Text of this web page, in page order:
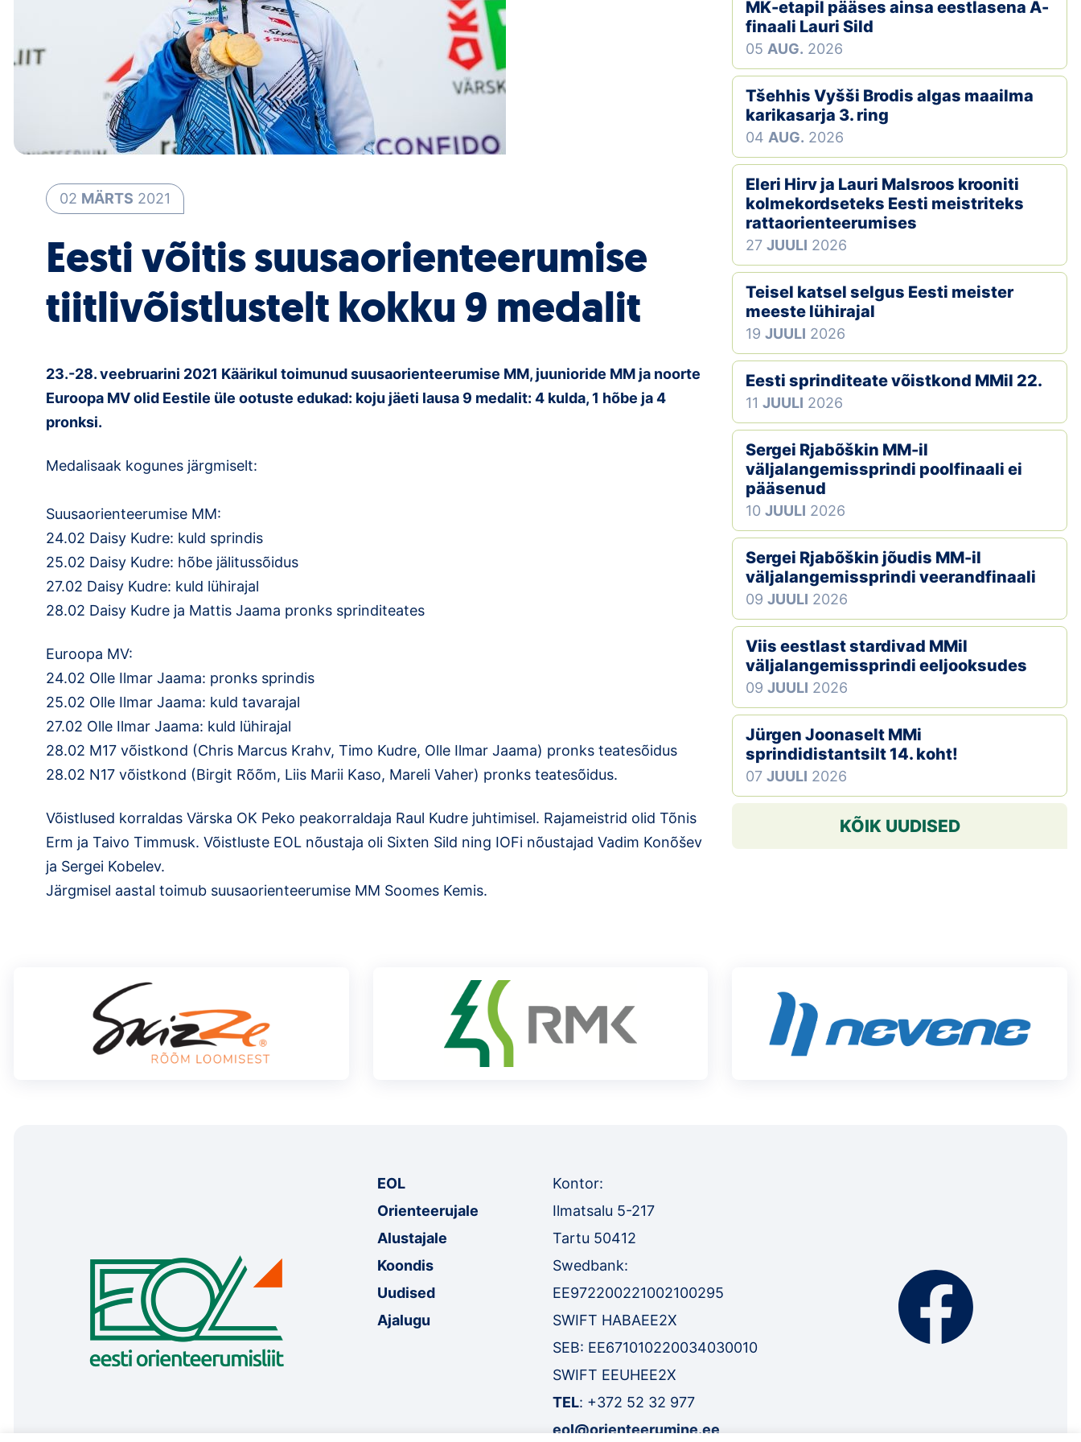
Kontakt
EOL
Galerii
Kaardid
Kalender
Koondised
Tule klubisse!
Tulemused
Dokumendid
Klubid
Suletud maastikud
Püsirajad
Ajalugu
Koolitused
02 MÄRTS 2021
Eesti võitis suusaorienteerumise
tiitlivõistlustelt kokku 9 medalit
23.-28. veebruarini 2021 Käärikul toimunud suusaorienteerumise MM, juunioride MM ja noorte
Euroopa MV olid Eestile üle ootuste edukad: koju jäeti lausa 9 medalit: 4 kulda, 1 hõbe ja 4
pronksi.
Medalisaak kogunes järgmiselt:
Suusaorienteerumise MM:
24.02 Daisy Kudre: kuld sprindis
25.02 Daisy Kudre: hõbe jälitussõidus
27.02 Daisy Kudre: kuld lühirajal
28.02 Daisy Kudre ja Mattis Jaama pronks sprinditeates
Euroopa MV:
24.02 Olle Ilmar Jaama: pronks sprindis
25.02 Olle Ilmar Jaama: kuld tavarajal
27.02 Olle Ilmar Jaama: kuld lühirajal
28.02 M17 võistkond (Chris Marcus Krahv, Timo Kudre, Olle Ilmar Jaama) pronks teatesõidus
28.02 N17 võistkond (Birgit Rõõm, Liis Marii Kaso, Mareli Vaher) pronks teatesõidus.
Võistlused korraldas Värska OK Peko peakorraldaja Raul Kudre juhtimisel. Rajameistrid olid Tõnis
Erm ja Taivo Timmusk. Võistluste EOL nõustaja oli Sixten Sild ning IOFi nõustajad Vadim Konõšev
ja Sergei Kobelev.
Järgmisel aastal toimub suusaorienteerumise MM Soomes Kemis.
MK-etapil pääses ainsa eestlasena A-
finaali Lauri Sild
05 AUG. 2026
Tšehhis Vyšši Brodis algas maailma
karikasarja 3. ring
04 AUG. 2026
Eleri Hirv ja Lauri Malsroos krooniti
kolmekordseteks Eesti meistriteks
rattaorienteerumises
27 JUULI 2026
Teisel katsel selgus Eesti meister
meeste lühirajal
19 JUULI 2026
Eesti sprinditeate võistkond MMil 22.
11 JUULI 2026
Sergei Rjabõškin MM-il
väljalangemissprindi poolfinaali ei
pääsenud
10 JUULI 2026
Sergei Rjabõškin jõudis MM-il
väljalangemissprindi veerandfinaali
09 JUULI 2026
Viis eestlast stardivad MMil
väljalangemissprindi eeljooksudes
09 JUULI 2026
Jürgen Joonaselt MMi
sprindidistantsilt 14. koht!
07 JUULI 2026
KÕIK UUDISED
EOL
Orienteerujale
Alustajale
Koondis
Uudised
Ajalugu
Kontor:
Ilmatsalu 5-217
Tartu 50412
Swedbank:
EE972200221002100295
SWIFT HABAEE2X
SEB: EE671010220034030010
SWIFT EEUHEE2X
TEL: +372 52 32 977
eol@orienteerumine.ee